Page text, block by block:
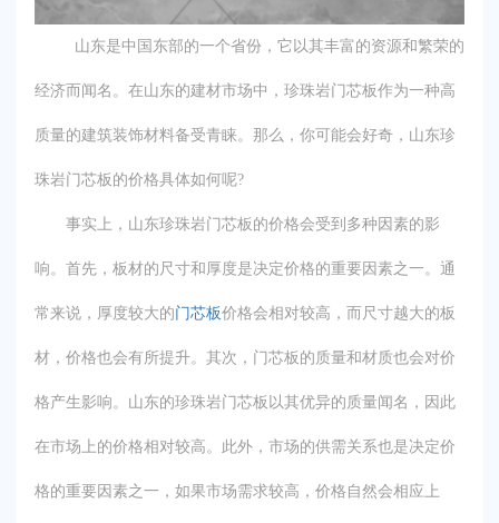
山东是中国东部的一个省份，它以其丰富的资源和繁荣的
经济而闻名。在山东的建材市场中，珍珠岩门芯板作为一种高
质量的建筑装饰材料备受青睐。那么，你可能会好奇，山东珍
珠岩门芯板的价格具体如何呢?
事实上，山东珍珠岩门芯板的价格会受到多种因素的影
响。首先，板材的尺寸和厚度是决定价格的重要因素之一。通
常来说，厚度较大的门芯板价格会相对较高，而尺寸越大的板
材，价格也会有所提升。其次，门芯板的质量和材质也会对价
格产生影响。山东的珍珠岩门芯板以其优异的质量闻名，因此
在市场上的价格相对较高。此外，市场的供需关系也是决定价
格的重要因素之一，如果市场需求较高，价格自然会相应上